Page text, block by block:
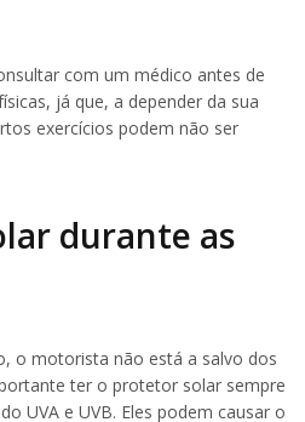
com um médico antes de
já que, a depender da sua
exercícios podem não ser
durante as
o motorista não está a salvo dos
ter o protetor solar sempre
UVA e UVB. Eles podem causar o